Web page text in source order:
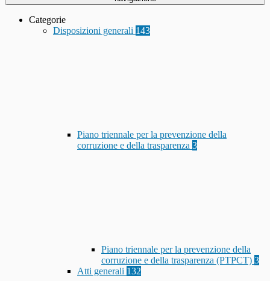
Categorie
Disposizioni generali 143
Piano triennale per la prevenzione della
corruzione e della trasparenza 3
Piano triennale per la prevenzione della
corruzione e della trasparenza (PTPCT) 3
Atti generali 132